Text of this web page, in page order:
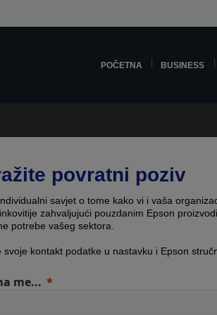
POČETNA BUSINESS
povratni poziv
savjet o tome kako vi i vaša
zahvaljujući pouzdanim Epson
potrebe vašeg sektora.
svoje kontakt podatke u nastavku i Epson
me...